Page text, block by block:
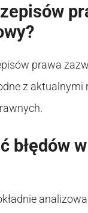
prawa
z
błędów